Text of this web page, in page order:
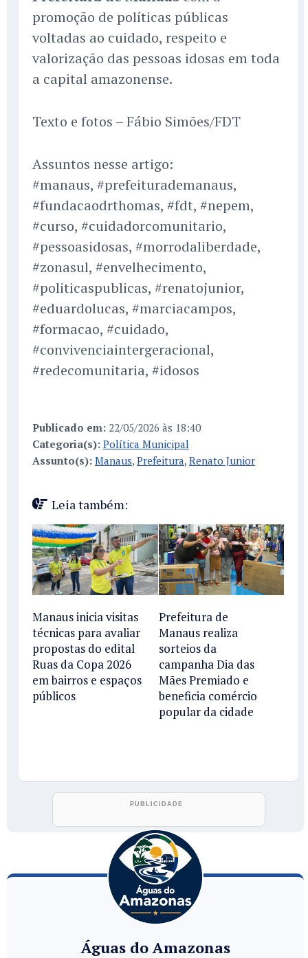
promoção de políticas públicas
voltadas ao cuidado, respeito e
valorização das pessoas idosas em toda
a capital amazonense.
Texto e fotos – Fábio Simões/FDT
Assuntos nesse artigo:
#manaus, #prefeiturademanaus,
#fundacaodrthomas, #fdt, #nepem,
#curso, #cuidadorcomunitario,
#pessoasidosas, #morrodaliberdade,
#zonasul, #envelhecimento,
#politicaspublicas, #renatojunior,
#eduardolucas, #marciacampos,
#formacao, #cuidado,
#convivenciaintergeracional,
#redecomunitaria, #idosos
Publicado em: 22/05/2026 às 18:40
Categoria(s): Política Municipal
Assunto(s): Manaus, Prefeitura, Renato Junior
Leia também:
Manaus inicia visitas
técnicas para avaliar
propostas do edital
Ruas da Copa 2026
em bairros e espaços
públicos
Prefeitura de
Manaus realiza
sorteios da
campanha Dia das
Mães Premiado e
beneficia comércio
popular da cidade
Águas do Amazonas